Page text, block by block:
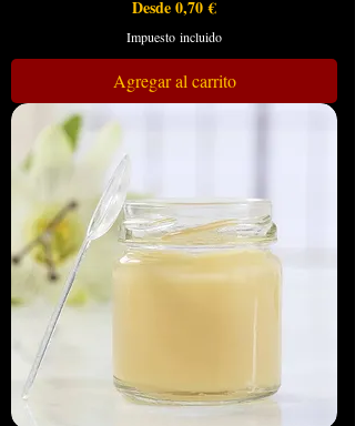
Desde0,70 €
Precio de oferta
Impuesto incluido
Agregar al carrito